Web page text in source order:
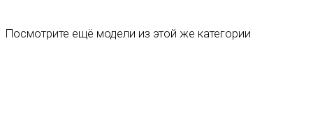
Посмотрите ещё модели из этой же категории